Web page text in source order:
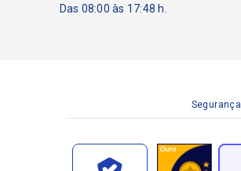
Das 08:00 às 17:48 h.
Segurança